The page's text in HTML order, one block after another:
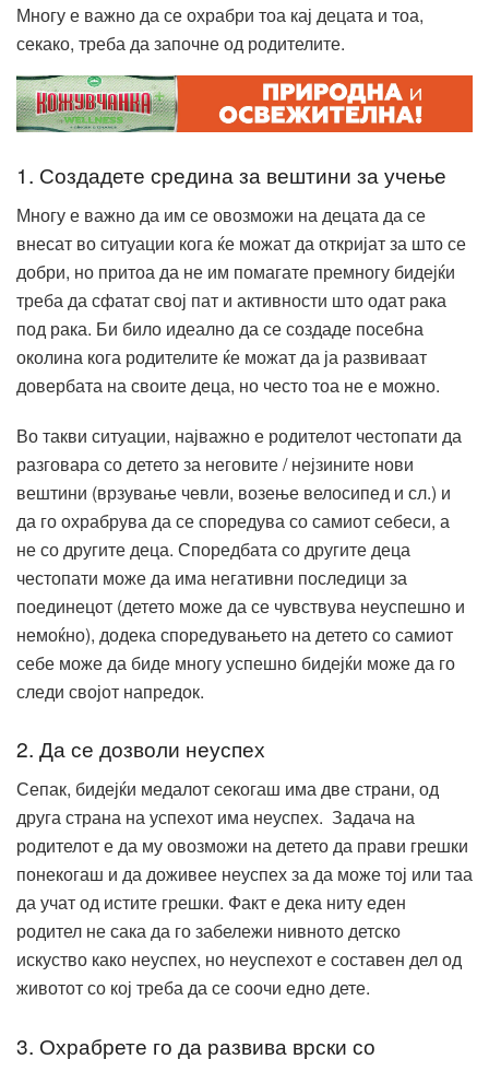
Многу е важно да се охрабри тоа кај децата и тоа,
секако, треба да започне од родителите.
1. Создадете средина за вештини за учење
Многу е важно да им се овозможи на децата да се
внесат во ситуации кога ќе можат да откријат за што се
добри, но притоа да не им помагате премногу бидејќи
треба да сфатат свој пат и активности што одат рака
под рака. Би било идеално да се создаде посебна
околина кога родителите ќе можат да ја развиваат
довербата на своите деца, но често тоа не е можно.
Во такви ситуации, најважно е родителот честопати да
разговара со детето за неговите / нејзините нови
вештини (врзување чевли, возење велосипед и сл.) и
да го охрабрува да се споредува со самиот себеси, а
не со другите деца. Споредбата со другите деца
честопати може да има негативни последици за
поединецот (детето може да се чувствува неуспешно и
немоќно), додека споредувањето на детето со самиот
себе може да биде многу успешно бидејќи може да го
следи својот напредок.
2. Да се дозволи неуспех
Сепак, бидејќи медалот секогаш има две страни, од
друга страна на успехот има неуспех. Задача на
родителот е да му овозможи на детето да прави грешки
понекогаш и да доживее неуспех за да може тој или таа
да учат од истите грешки. Факт е дека ниту еден
родител не сака да го забележи нивното детско
искуство како неуспех, но неуспехот е составен дел од
животот со кој треба да се соочи едно дете.
3. Охрабрете го да развива врски со